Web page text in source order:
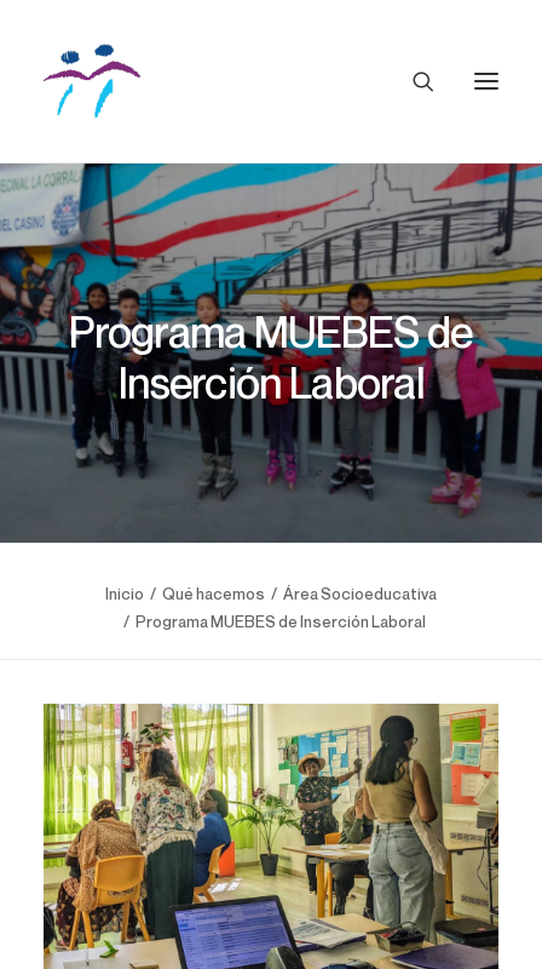
Programa MUEBES de
Inserción Laboral
Inicio Qué hacemos
Área Socioeducativa
Programa MUEBES de Inserción Laboral